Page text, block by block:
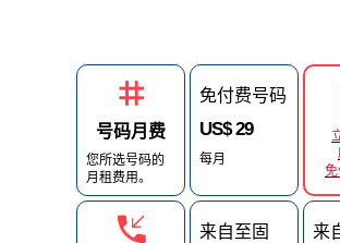
号码月费
您所选号码的
月租费用。
免付费号码
US$ 29
每月
来自至固
来